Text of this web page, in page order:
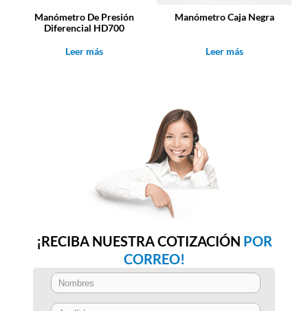
Manómetro De Presión
Diferencial HD700
Leer más
Manómetro Caja Negra
Leer más
¡RECIBA NUESTRA COTIZACIÓN POR
CORREO!